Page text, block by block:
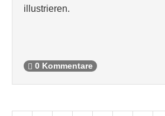
illustrieren.
0 Kommentare